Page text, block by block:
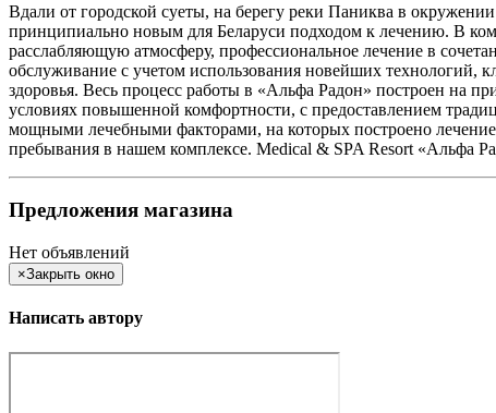
Вдали от городской суеты, на берегу реки Паниква в
принципиально новым для Беларуси подходом к лечению. В
расслабляющую атмосферу, профессиональное лечение в
обслуживание с учетом использования новейших
здоровья. Весь процесс работы в «Альфа Радон» построен на
условиях повышенной комфортности, с предоставлением
мощными лечебными факторами, на которых построено
пребывания в нашем комплексе. Medical & SPA Resort «Альфа
Предложения магазина
Нет объявлений
×Закрыть окно
Написать автору